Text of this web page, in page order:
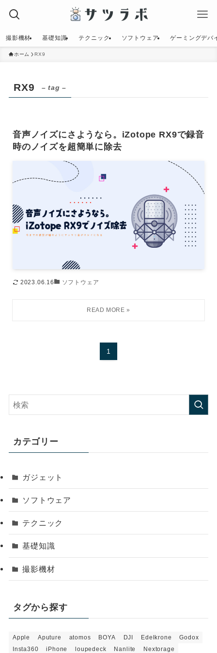
撮影機材 基礎知識 テクニック ソフトウェア ゲーミングデバ
ホーム RX9
RX9 – tag –
音声ノイズにさようなら。iZotope RX9で録音
時のノイズを超簡単に除去
2023.06.16 ソフトウェア
1
カテゴリー
ガジェット
ソフトウェア
テクニック
基礎知識
撮影機材
タグから探す
Apple Aputure atomos BOYA DJI Edelkrone
Godox
Insta360
iPhone loupedeck Nanlite Nextorage